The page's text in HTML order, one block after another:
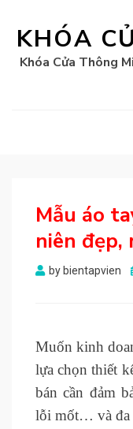
KHÓA
Khóa Cửa Thông
Mẫu áo
niên đẹp,
by bientapvien
Muốn kinh
lựa chọn thiết
bán cần đảm
lỗi mốt… và đa